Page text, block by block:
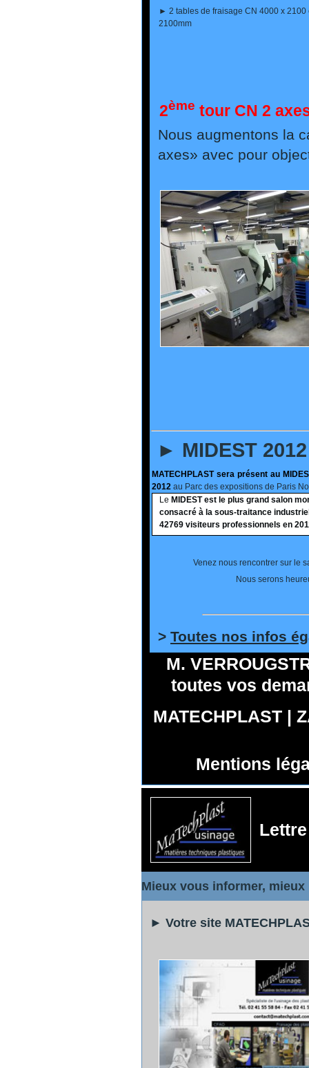
► 2 tables de fraisage CN 4000 x 2100
2100mm
2ème tour CN 2
Nous augmentons la
axes» avec pour
► MIDEST 2012
MATECHPLAST sera présent au
2012 au Parc des expositions de Paris
Le MIDEST est le plus grand salon
consacré à la sous-traitance
42769 visiteurs professionnels en
Venez nous rencontrer sur le
Nous serons
> Toutes nos infos
M.
toutes vos
MATECHPLAST |
Mentions
Mieux vous informer,
► Votre site